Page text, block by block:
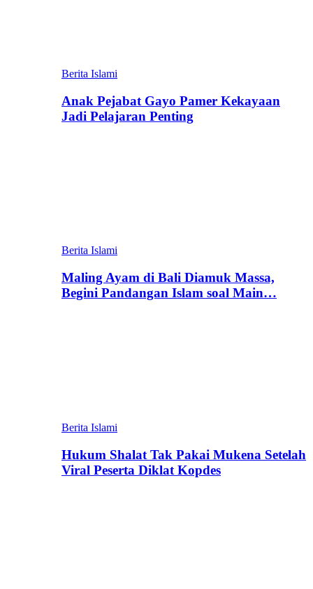
Berita Islami
Anak Pejabat Gayo Pamer Kekayaan
Jadi Pelajaran Penting
Berita Islami
Maling Ayam di Bali Diamuk Massa,
Begini Pandangan Islam soal Main…
Berita Islami
Hukum Shalat Tak Pakai Mukena Setelah
Viral Peserta Diklat Kopdes